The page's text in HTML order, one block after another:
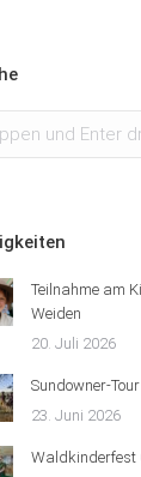
Teilnahme am
Weiden
20. Juli 2026
Sundowner-
23. Juni 2026
Waldkinderfest